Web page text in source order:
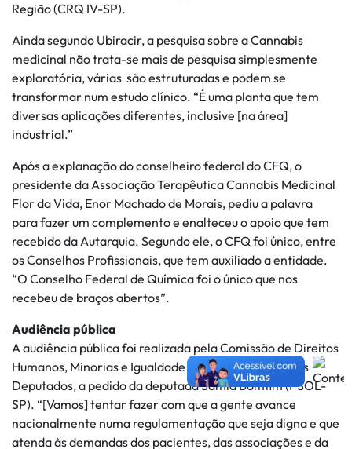
Região (CRQ IV-SP).
Ainda segundo Ubiracir, a pesquisa sobre a Cannabis
medicinal não trata-se mais de pesquisa simplesmente
exploratória, várias são estruturadas e podem se
transformar num estudo clínico. “É uma planta que tem
diversas aplicações diferentes, inclusive [na área]
industrial.”
Após a explanação do conselheiro federal do CFQ, o
presidente da Associação Terapêutica Cannabis Medicinal
Flor da Vida, Enor Machado de Morais, pediu a palavra
para fazer um complemento e enalteceu o apoio que tem
recebido da Autarquia. Segundo ele, o CFQ foi único, entre
os Conselhos Profissionais, que tem auxiliado a entidade.
“O Conselho Federal de Química foi o único que nos
recebeu de braços abertos”.
Audiência pública
A audiência pública foi realizada pela Comissão de Direitos
Humanos, Minorias e Igualdade Racial da Câmara dos
Deputados, a pedido da deputada Sâmia Bomfim (PSOL-
SP). “[Vamos] tentar fazer com que a gente avance
nacionalmente numa regulamentação que seja digna e que
atenda às demandas dos pacientes, das associações e da